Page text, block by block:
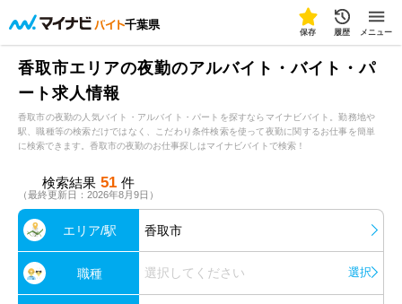
千葉県
保存 履歴 メニュー
香取市エリアの夜勤のアルバイト・バイト・パ
ート求人情報
香取市の夜勤の人気バイト・アルバイト・パートを探すならマイナビバイト。勤務地や
駅、職種等の検索だけではなく、こだわり条件検索を使って夜勤に関するお仕事を簡単
に検索できます。香取市の夜勤のお仕事探しはマイナビバイトで検索！
検索結果 51 件
（最終更新日：2026年8月9日）
エリア/駅 香取市
職種 選択してください 選択